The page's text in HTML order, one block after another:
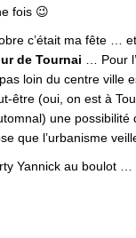
fois 😉
c’était ma fête …
de Tournai … Pour
loin du centre ville
être (oui, on est à
une
que l’urbanisme
Yannick au boulot …